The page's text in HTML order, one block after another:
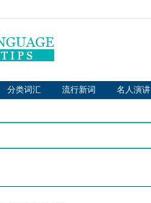
分类词汇 流行新词 名人演讲